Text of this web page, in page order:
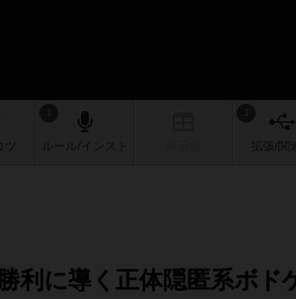
利に導く正体隠匿系ボド